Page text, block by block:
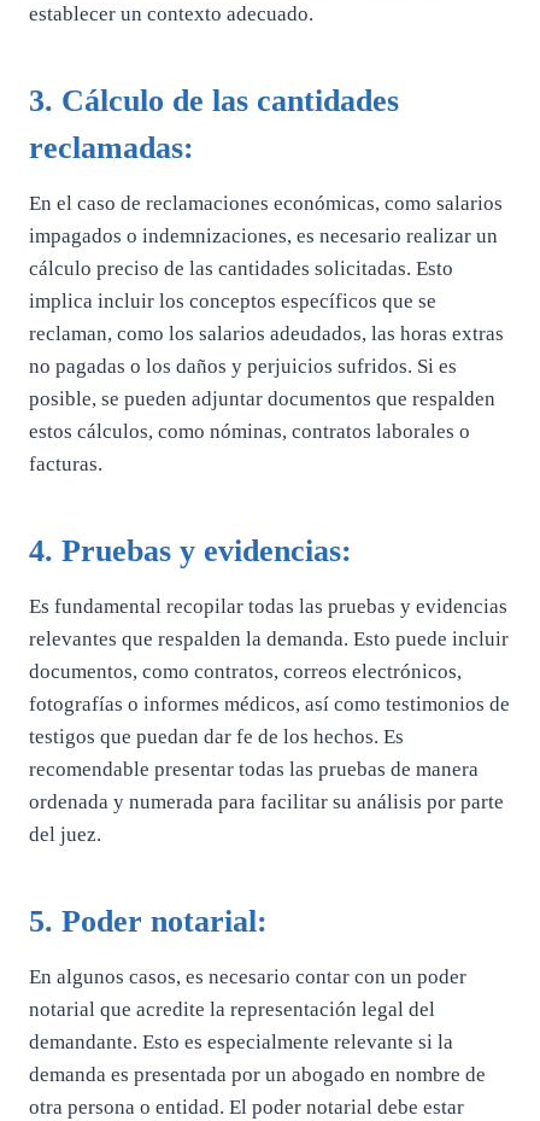
establecer un contexto adecuado.
3. Cálculo de las cantidades
reclamadas:
En el caso de reclamaciones económicas, como salarios
impagados o indemnizaciones, es necesario realizar un
cálculo preciso de las cantidades solicitadas. Esto
implica incluir los conceptos específicos que se
reclaman, como los salarios adeudados, las horas extras
no pagadas o los daños y perjuicios sufridos. Si es
posible, se pueden adjuntar documentos que respalden
estos cálculos, como nóminas, contratos laborales o
facturas.
4. Pruebas y evidencias:
Es fundamental recopilar todas las pruebas y evidencias
relevantes que respalden la demanda. Esto puede incluir
documentos, como contratos, correos electrónicos,
fotografías o informes médicos, así como testimonios de
testigos que puedan dar fe de los hechos. Es
recomendable presentar todas las pruebas de manera
ordenada y numerada para facilitar su análisis por parte
del juez.
5. Poder notarial:
En algunos casos, es necesario contar con un poder
notarial que acredite la representación legal del
demandante. Esto es especialmente relevante si la
demanda es presentada por un abogado en nombre de
otra persona o entidad. El poder notarial debe estar